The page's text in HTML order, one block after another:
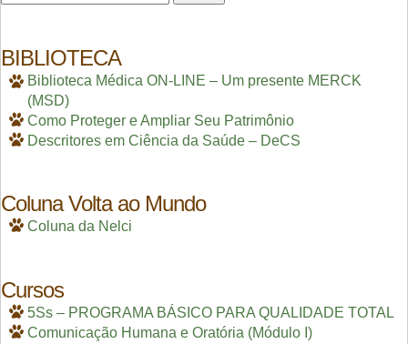
for:
BIBLIOTECA
Biblioteca Médica ON-LINE – Um presente MERCK
(MSD)
Como Proteger e Ampliar Seu Patrimônio
Descritores em Ciência da Saúde – DeCS
Coluna Volta ao Mundo
Coluna da Nelci
Cursos
5Ss – PROGRAMA BÁSICO PARA QUALIDADE TOTAL
Comunicação Humana e Oratória (Módulo I)